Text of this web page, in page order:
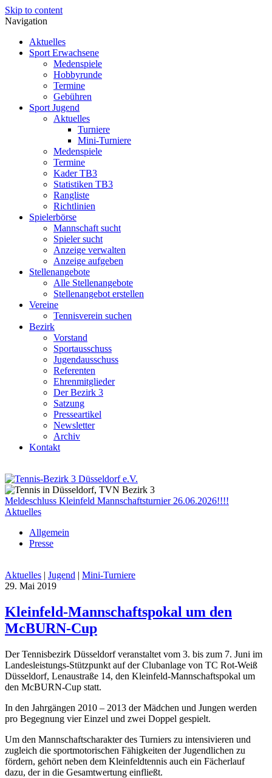
Skip to content
Navigation
Aktuelles
Sport Erwachsene
Medenspiele
Hobbyrunde
Termine
Gebühren
Sport Jugend
Aktuelles
Turniere
Mini-Turniere
Medenspiele
Termine
Kader TB3
Statistiken TB3
Rangliste
Richtlinien
Spielerbörse
Mannschaft sucht
Spieler sucht
Anzeige verwalten
Anzeige aufgeben
Stellenangebote
Alle Stellenangebote
Stellenangebot erstellen
Vereine
Tennisverein suchen
Bezirk
Vorstand
Sportausschuss
Jugendausschuss
Referenten
Ehrenmitglieder
Der Bezirk 3
Satzung
Presseartikel
Newsletter
Archiv
Kontakt
Meldeschluss Kleinfeld Mannschaftsturnier 26.06.2026!!!!
Aktuelles
Allgemein
Presse
Aktuelles | Jugend | Mini-Turniere
29. Mai 2019
Kleinfeld-Mannschaftspokal um den
McBURN-Cup
Der Tennisbezirk Düsseldorf veranstaltet vom 3. bis zum 7. Juni im
Landesleistungs-Stützpunkt auf der Clubanlage von TC Rot-Weiß
Düsseldorf, Lenaustraße 14, den Kleinfeld-Mannschaftspokal um
den McBURN-Cup statt.
In den Jahrgängen 2010 – 2013 der Mädchen und Jungen werden
pro Begegnung vier Einzel und zwei Doppel gespielt.
Um den Mannschaftscharakter des Turniers zu intensivieren und
zugleich die sportmotorischen Fähigkeiten der Jugendlichen zu
fördern, gehört neben dem Kleinfeldtennis auch ein Fächerlauf
dazu, der in die Gesamtwertung einfließt.